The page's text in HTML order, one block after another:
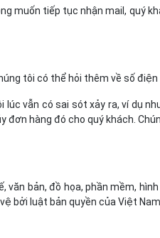
muốn tiếp tục nhận mail, quý
tôi có thể hỏi thêm về số
vẫn có sai sót xảy ra, ví dụ
hàng đó cho quý khách.
bản, đồ họa, phần mềm,
bởi luật bản quyền của Việt